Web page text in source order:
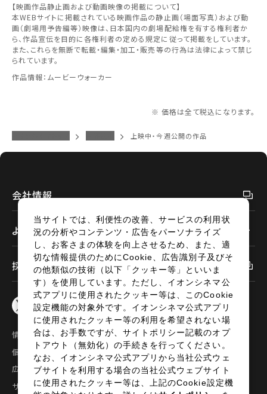
予約を確認する
予約を変更する
閉じる
近畿
中国・四国
【映画作品静止画および動画映像の掲載について】
本WEBサイトに掲載されている映画作品の静止画（場面写真）および動
画（劇場用予告編等）映像は、日本国内の劇場配給権を有する権利者か
ら、作品宣伝を目的に各権利者の定める規定に従って掲載をしています。
また、これらを無断で転載・編集・加工・販売等の行為は法律によって禁じ
られています。
作品情報：ムービーウォーカー
※ 価格は全て税込になります。
上映中・今週公開の作品
会社情報
よくあるご質問
採用情報
情報セキュリティ
サイトポリシー
個人情報の取扱い
お問い合わせ
広告掲載
特定商取引法に基づく表示
サイトマップ
閉じる
当サイトでは、利便性の改善、サービスの利用状
況の分析やコンテンツ・広告をパーソナライズ
し、お客さまの体験を向上させるため、また、適
切な情報提供のためにCookie、広告識別子及びそ
の他類似の技術（以下「クッキー等」といいま
す）を使用しています。ただし、イオンシネマ公
式アプリに使用されたクッキー等は、このCookie
設定機能の対象外です。イオンシネマ公式アプリ
に使用されたクッキー等の利用を希望されない場
合は、お手数ですが、サイトポリシー記載のオプ
トアウト（無効化）の手続きを行ってください。
なお、イオンシネマ公式アプリから当社公式ウェ
ブサイトを利用する場合の当社公式ウェブサイト
に使用されたクッキー等は、上記のCookie設定機